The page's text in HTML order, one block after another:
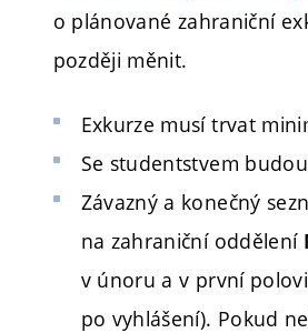
o plánované zahraniční
později měnit.
Exkurze musí trvat
Se studentstvem
Závazný a konečný
na zahraniční oddělení
v únoru a v první
po vyhlášení). Pokud